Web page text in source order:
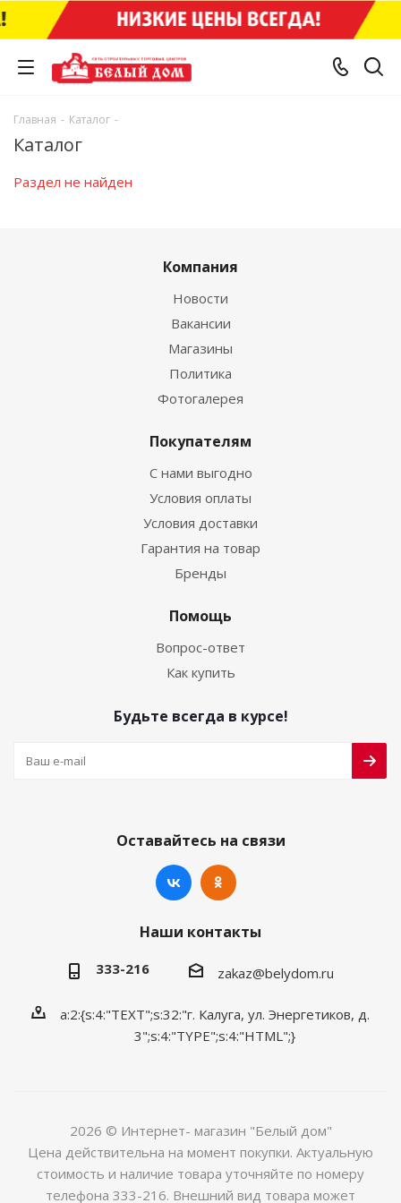
Главная - Каталог -
Каталог
Раздел не найден
Компания
Новости
Вакансии
Магазины
Политика
Фотогалерея
Покупателям
С нами выгодно
Условия оплаты
Условия доставки
Гарантия на товар
Бренды
Помощь
Вопрос-ответ
Как купить
Будьте всегда в курсе!
Оставайтесь на связи
Наши контакты
333-216 zakaz@belydom.ru
a:2:{s:4:"TEXT";s:32:"г. Калуга, ул. Энергетиков, д.
3";s:4:"TYPE";s:4:"HTML";}
2026 © Интернет- магазин "Белый дом"
Цена действительна на момент покупки. Актуальную
стоимость и наличие товара уточняйте по номеру
телефона 333-216. Внешний вид товара может